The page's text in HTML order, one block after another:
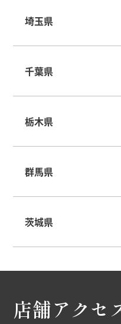
埼玉県
千葉県
栃木県
群馬県
茨城県
店舗アクセ